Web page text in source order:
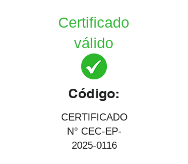
Certificado
válido
Código:
CERTIFICADO
N° CEC-EP-
2025-0116